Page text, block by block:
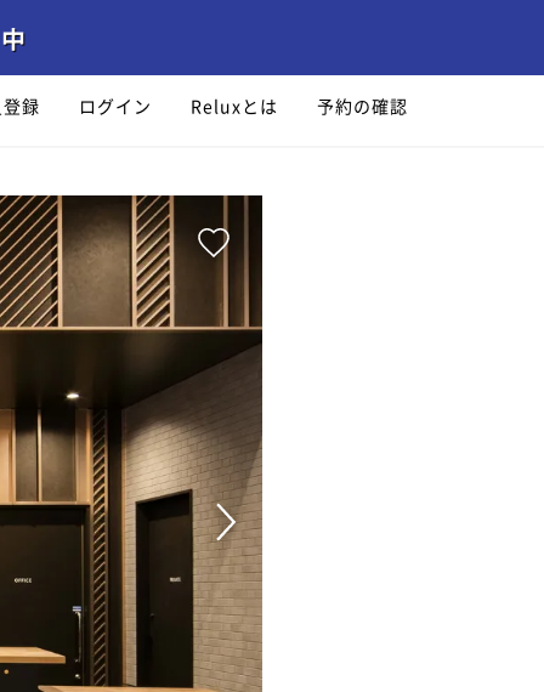
録 ログイン Reluxとは 予約の確認